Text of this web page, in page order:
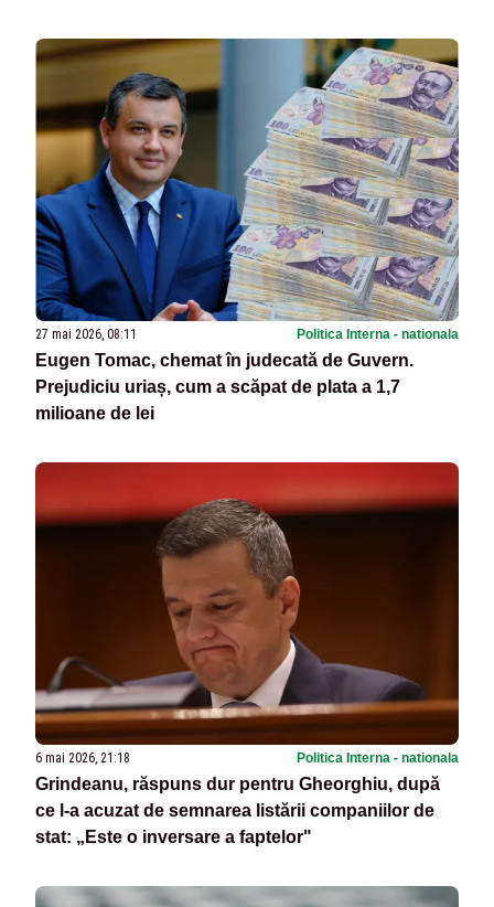
27 mai 2026, 08:11 Politica Interna - nationala
Eugen Tomac, chemat în judecată de Guvern.
Prejudiciu uriaș, cum a scăpat de plata a 1,7
milioane de lei
6 mai 2026, 21:18 Politica Interna - nationala
Grindeanu, răspuns dur pentru Gheorghiu, după
ce l-a acuzat de semnarea listării companiilor de
stat: „Este o inversare a faptelor"